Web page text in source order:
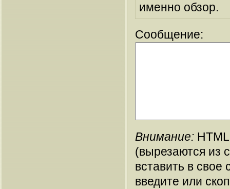
именно обзор.
Сообщение:
Внимание:
(вырезаются из
вставить в
введите или